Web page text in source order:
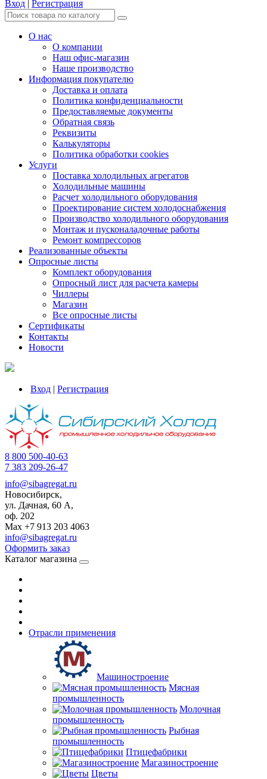
Вход Регистрация
О нас
О компании
Наш офис-магазин
Наше производство
Информация покупателю
Доставка и оплата
Политика конфиденциальности
Предоставляемые документы
Обратная связь
Реквизиты
Калькуляторы
Политика обработки cookies
Услуги
Поставка холодильных агрегатов
Холодильные машины
Расчет холодильного оборудования
Проектирование систем холодоснабжения
Производство холодильного оборудования
Монтаж и пусконаладочные работы
Ремонт компрессоров
Реализованные объекты
Опросные листы
Комплект оборудования
Опросный лист для расчета камеры
Чиллеры
Магазин
Все опросные листы
Сертификаты
Контакты
Новости
Вход | Регистрация
8 800 500-40-63
7 383 209-26-47
info@sibagregat.ru
Новосибирск,
ул. Дачная, 60 А,
оф. 202
Max +7 913 203 4063
info@sibagregat.ru
Оформить заказ
Каталог магазина
Отрасли применения
Машиностроение
Мясная
промышленность
Молочная
промышленность
Рыбная
промышленность
Птицефабрики
Магазиностроение
Цветы